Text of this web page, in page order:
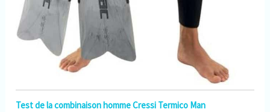
Test de la combinaison homme Cressi Termico Man